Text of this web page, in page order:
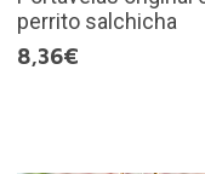
perrito salchicha
8,36€